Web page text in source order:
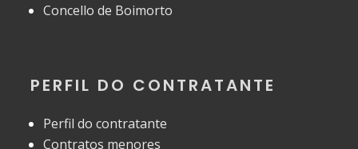
Concello de Boimorto
PERFIL DO CONTRATANTE
Perfil do contratante
Contratos menores